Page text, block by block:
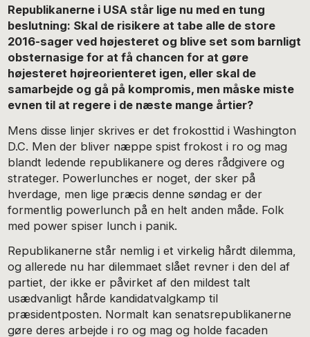
Republikanerne i USA står lige nu med en tung
beslutning: Skal de risikere at tabe alle de store
2016-sager ved højesteret og blive set som barnligt
obsternasige for at få chancen for at gøre
højesteret højreorienteret igen, eller skal de
samarbejde og gå på kompromis, men måske miste
evnen til at regere i de næste mange årtier?
Mens disse linjer skrives er det frokosttid i Washington
D.C. Men der bliver næppe spist frokost i ro og mag
blandt ledende republikanere og deres rådgivere og
strateger. Powerlunches er noget, der sker på
hverdage, men lige præcis denne søndag er der
formentlig powerlunch på en helt anden måde. Folk
med power spiser lunch i panik.
Republikanerne står nemlig i et virkelig hårdt dilemma,
og allerede nu har dilemmaet slået revner i den del af
partiet, der ikke er påvirket af den mildest talt
usædvanligt hårde kandidatvalgkamp til
præsidentposten. Normalt kan senatsrepublikanerne
gøre deres arbejde i ro og mag og holde facaden